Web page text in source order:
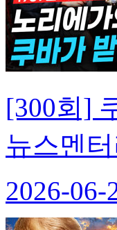
[300회]
뉴스멘
2026-06-